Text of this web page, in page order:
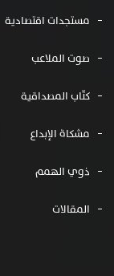
مستجدات اقتصادية
صوت الملاعب
كتّاب المصداقية
مشكاة الإبداع
ذوي الهمم
المقالات